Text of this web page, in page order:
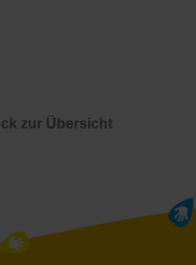
zur Übersicht